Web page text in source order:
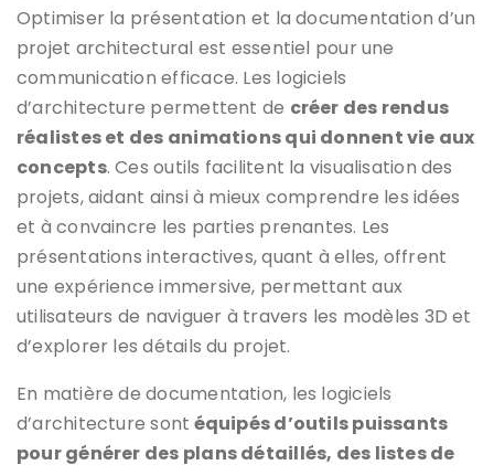
Optimiser la présentation et la documentation d’un
projet architectural est essentiel pour une
communication efficace. Les logiciels
d’architecture permettent de créer des rendus
réalistes et des animations qui donnent vie aux
concepts. Ces outils facilitent la visualisation des
projets, aidant ainsi à mieux comprendre les idées
et à convaincre les parties prenantes. Les
présentations interactives, quant à elles, offrent
une expérience immersive, permettant aux
utilisateurs de naviguer à travers les modèles 3D et
d’explorer les détails du projet.
En matière de documentation, les logiciels
d’architecture sont équipés d’outils puissants
pour générer des plans détaillés, des listes de